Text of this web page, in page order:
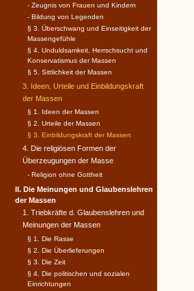
- Zeugnis von Frauen und Kindern
- Bildung von Legenden
§ 3. Überschwang und Einseitigkeit der
Massengefühle
§ 4. Unduldsamkeit, Herrschsucht und
Konservatismus der Massen
§ 5. Sittlichkeit der Massen
3. Ideen, Urteile und Einbildungskraft
der Massen
§ 1. Ideen der Massen
§ 2. Urteile der Massen
§ 3. Einbildungskraft der Massen
4. Die religiösen Formen der
Überzeugungen der Masse
- Religion ohne Gottheit
II. Die Meinungen und Glaubenslehren
der Massen
1. Triebkräfte d. Glaubenslehren und
Meinungen der Massen
§ 1. Die Rasse
§ 2. Die Überlieferungen
§ 3. Die Zeit
§ 4. Die politischen und sozialen
Einrichtungen